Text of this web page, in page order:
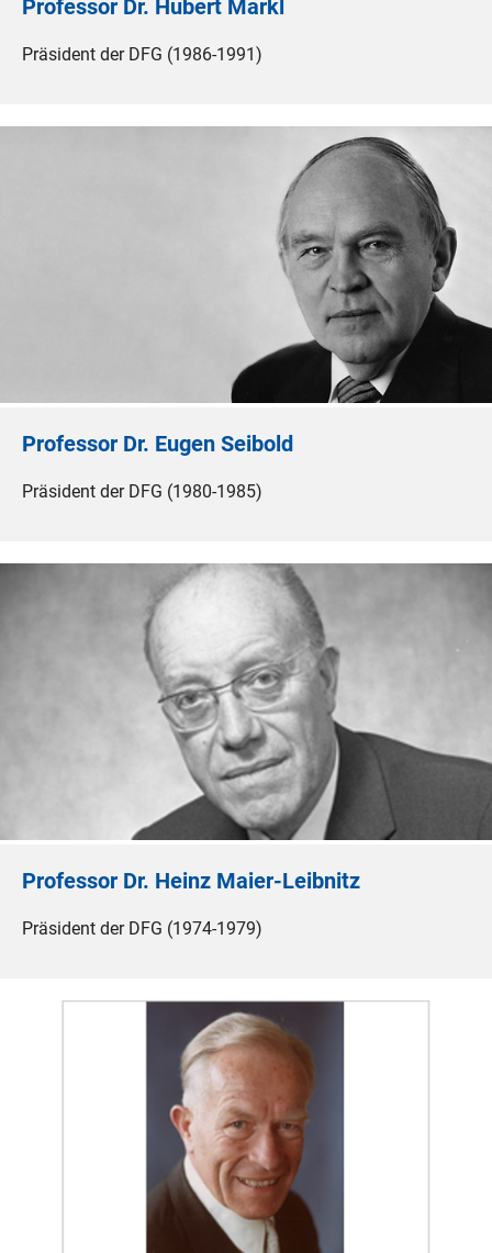
Professor Dr. Hubert Markl
Präsident der DFG (1986-1991)
Professor Dr. Eugen Seibold
Präsident der DFG (1980-1985)
Professor Dr. Heinz Maier-Leibnitz
Präsident der DFG (1974-1979)